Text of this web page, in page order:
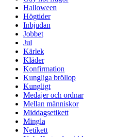
Halloween
Högtider
Inbjudan
Jobbet
Jul
Kärlek
Kläder
Konfirmation
Kungliga bröllop
Kungligt
Medajer och ordnar
Mellan människor
Middagsetikett
Mingla
Netikett